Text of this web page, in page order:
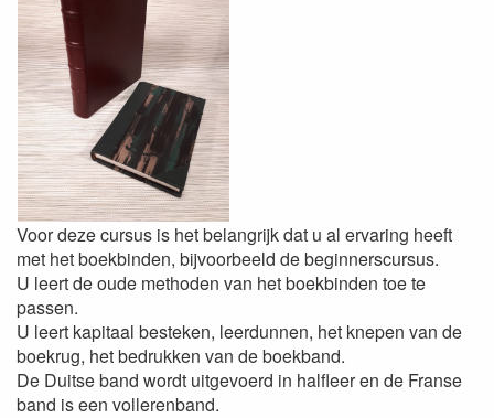
Voor deze cursus is het belangrijk dat u al ervaring heeft
met het boekbinden, bijvoorbeeld de beginnerscursus.
U leert de oude methoden van het boekbinden toe te
passen.
U leert kapitaal besteken, leerdunnen, het knepen van de
boekrug, het bedrukken van de boekband.
De Duitse band wordt uitgevoerd in halfleer en de Franse
band is een vollerenband.